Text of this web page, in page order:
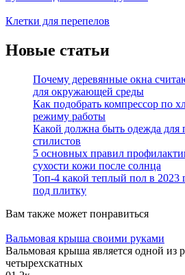
Клетки для перепелов
Новые статьи
Почему деревянные окна
для окружающей среды
Как подобрать компрессор по
режиму работы
Какой должна быть одежда для
стилистов
5 основных правил
сухости кожи после солнца
Топ-4 какой теплый пол в 2023
под плитку
Вам также может понравиться
Вальмовая крыша своими руками
Вальмовая крыша является одной из
четырехскатных